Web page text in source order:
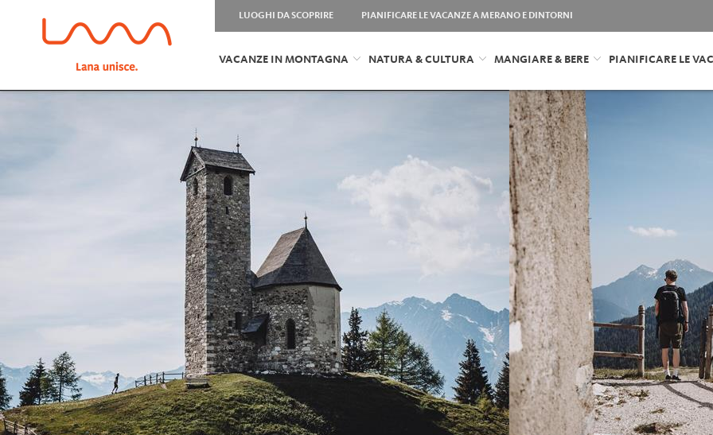
LUOGHI DA SCOPRIRE PIANIFICARE LE VACANZE A MERANO E DINTORNI
VACANZE IN MONTAGNA NATURA & CULTURA MANGIARE & BERE PIANIFICARE LE